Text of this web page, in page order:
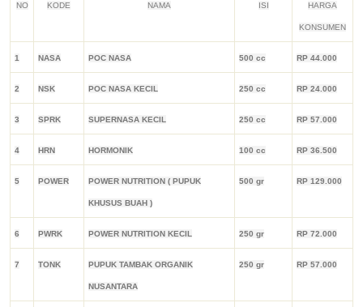
NO KODE NAMA ISI HARGA
KONSUMEN
1 NASA POC NASA 500 cc RP 44.000
2 NSK POC NASA KECIL 250 cc RP 24.000
3 SPRK SUPERNASA KECIL 250 cc RP 57.000
4 HRN HORMONIK 100 cc RP 36.500
5 POWER POWER NUTRITION ( PUPUK
KHUSUS BUAH )
500 gr RP 129.000
6 PWRK POWER NUTRITION KECIL 250 gr RP 72.000
7 TONK PUPUK TAMBAK ORGANIK
NUSANTARA
250 gr RP 57.000